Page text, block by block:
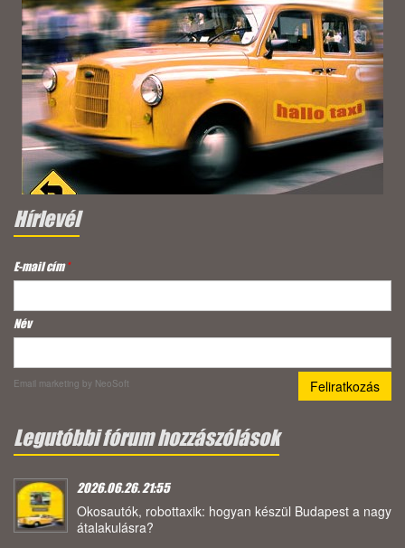
Hírlevél
E-mail cím*
Név
Email marketing by NeoSoft
Legutóbbi fórum hozzászólások
2026.06.26. 21:55
Okosautók, robottaxik: hogyan készül Budapest a nagy
átalakulásra?